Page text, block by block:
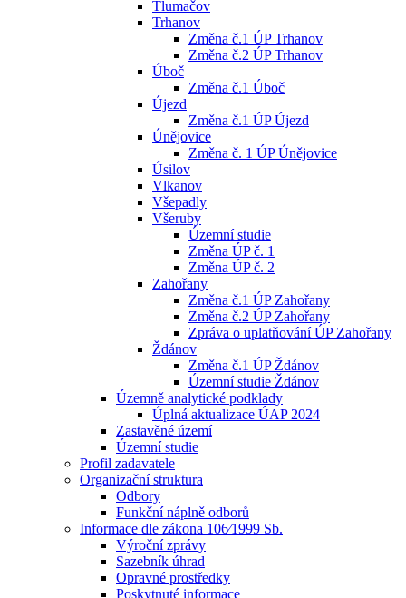
Tlumačov
Trhanov
Změna č.1 ÚP Trhanov
Změna č.2 ÚP Trhanov
Úboč
Změna č.1 Úboč
Újezd
Změna č.1 ÚP Újezd
Únějovice
Změna č. 1 ÚP Únějovice
Úsilov
Vlkanov
Všepadly
Všeruby
Územní studie
Změna ÚP č. 1
Změna ÚP č. 2
Zahořany
Změna č.1 ÚP Zahořany
Změna č.2 ÚP Zahořany
Zpráva o uplatňování ÚP Zahořany
Ždánov
Změna č.1 ÚP Ždánov
Územní studie Ždánov
Územně analytické podklady
Úplná aktualizace ÚAP 2024
Zastavěné území
Územní studie
Profil zadavatele
Organizační struktura
Odbory
Funkční náplně odborů
Informace dle zákona 106⁄1999 Sb.
Výroční zprávy
Sazebník úhrad
Opravné prostředky
Poskytnuté informace